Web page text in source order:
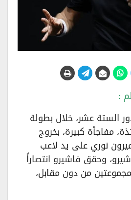
:
عشر، خلال بطولة
مفاجأة كبيرة، بخروج
نوري على يد لاعب
وحقق فاشيرو انتصاراً
من دون مقابل،